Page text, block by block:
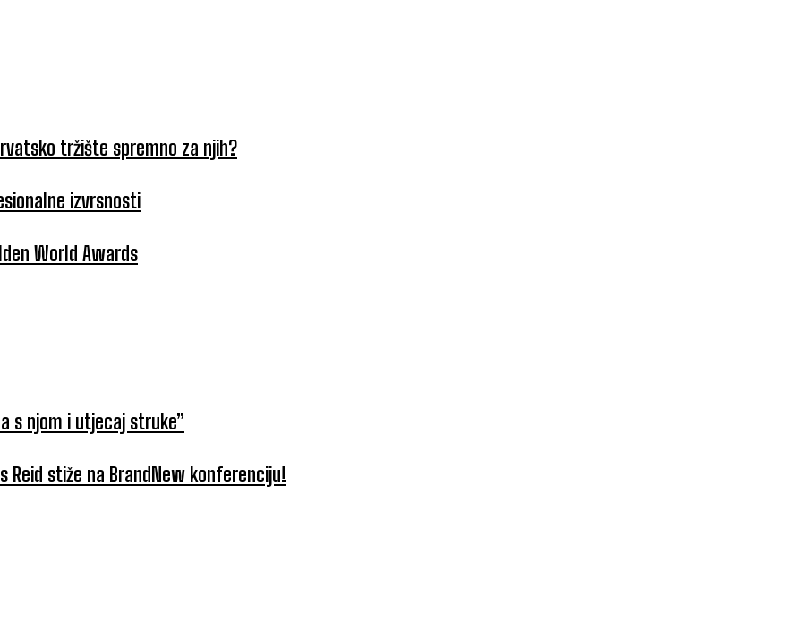
tržište spremno za njih?
izvrsnosti
World Awards
s njom i utjecaj struke”
stiže na BrandNew konferenciju!